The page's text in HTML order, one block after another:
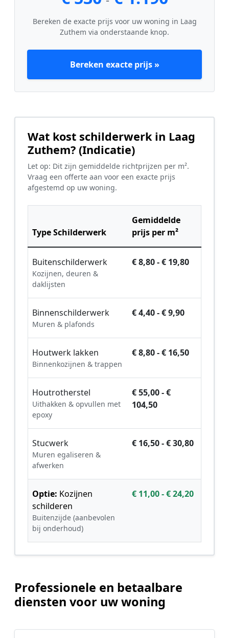
Bereken de exacte prijs voor uw woning in Laag
Zuthem via onderstaande knop.
Bereken exacte prijs »
Wat kost schilderwerk in Laag
Zuthem? (Indicatie)
Let op: Dit zijn gemiddelde richtprijzen per m².
Vraag een offerte aan voor een exacte prijs
afgestemd op uw woning.
Type Schilderwerk
Gemiddelde
prijs per m²
Buitenschilderwerk
Kozijnen, deuren &
daklijsten
€ 8,80 - € 19,80
Binnenschilderwerk
Muren & plafonds
€ 4,40 - € 9,90
Houtwerk lakken
Binnenkozijnen & trappen
€ 8,80 - € 16,50
Houtrotherstel
Uithakken & opvullen met
epoxy
€ 55,00 - €
104,50
Stucwerk
Muren egaliseren &
afwerken
€ 16,50 - € 30,80
Optie: Kozijnen
schilderen
Buitenzijde (aanbevolen
bij onderhoud)
€ 11,00 - € 24,20
Professionele en betaalbare
diensten voor uw woning